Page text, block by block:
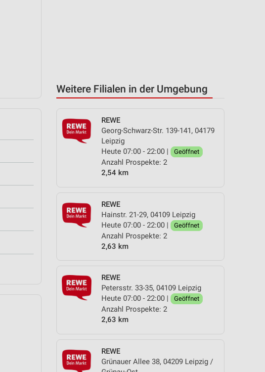
Weitere Filialen in der Umgebung
REWE
Georg-Schwarz-Str. 139-141, 04179
Leipzig
Heute 07:00 - 22:00 |
Geöffnet
Anzahl Prospekte: 2
2,54 km
REWE
Hainstr. 21-29, 04109 Leipzig
Heute 07:00 - 22:00 |
Geöffnet
Anzahl Prospekte: 2
2,63 km
REWE
Petersstr. 33-35, 04109 Leipzig
Heute 07:00 - 22:00 |
Geöffnet
Anzahl Prospekte: 2
2,63 km
REWE
Grünauer Allee 38, 04209 Leipzig /